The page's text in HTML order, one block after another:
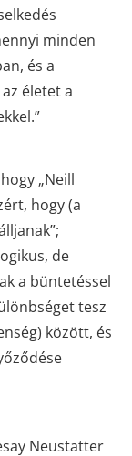
minden
és a
életet a
„Neill
hogy (a
de
a büntetéssel
tesz
között, és
Neustatter